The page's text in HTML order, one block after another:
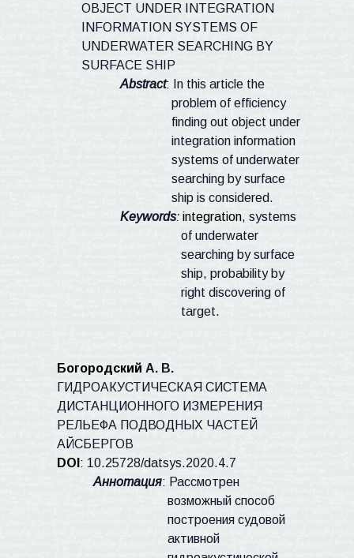
OBJECT UNDER INTEGRATION
INFORMATION SYSTEMS OF
UNDERWATER SEARCHING BY
SURFACE SHIP
Abstract: In this article the
problem of efficiency
finding out object under
integration information
systems of underwater
searching by surface
ship is considered.
Keywords:integration, systems
of underwater
searching by surface
ship, probability by
right discovering of
target.
Богородский А. В.
ГИДРОАКУСТИЧЕСКАЯ СИСТЕМА
ДИСТАНЦИОННОГО ИЗМЕРЕНИЯ
РЕЛЬЕФА ПОДВОДНЫХ ЧАСТЕЙ
АЙСБЕРГОВ
DOI : 10.25728/datsys.2020.4.7
Аннотация: Рассмотрен
возможный способ
построения судовой
активной